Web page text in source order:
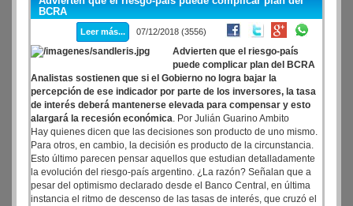
BCRA
Leer más... 07/12/2018 (3556)
Advierten que el riesgo-país
puede complicar plan del BCRA
Analistas sostienen que si el Gobierno no logra bajar la
percepción de ese indicador por parte de los inversores, la tasa
de interés deberá mantenerse elevada para compensar y esto
alargará la recesión económica. Por Julián Guarino Ambito
Hay quienes dicen que las decisiones son producto de uno mismo.
Para otros, en cambio, la decisión es producto de la circunstancia.
Esto último parecen pensar aquellos que estudian detalladamente
la evolución del riesgo-país argentino. ¿La razón? Señalan que a
pesar del optimismo declarado desde el Banco Central, en última
instancia el ritmo de descenso de las tasas de interés, que cruzó el